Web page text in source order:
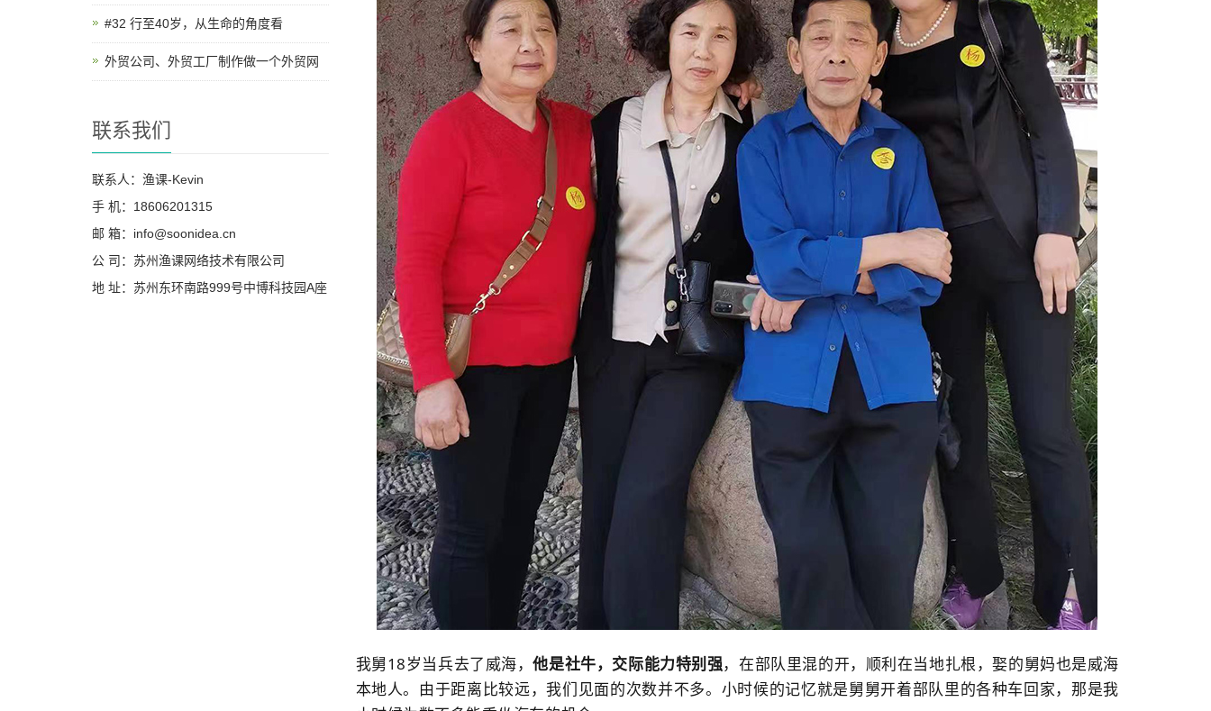
我舅18岁当兵去了威海，他是社牛，交际能力特别强，在部队里混的开，顺利在当地扎根，娶的舅妈也是威海
本地人。由于距离比较远，我们见面的次数并不多。小时候的记忆就是舅舅开着部队里的各种车回家，那是我
#32 行至40岁，从生命的角度看
外贸公司、外贸工厂制作做一个外贸网
联系我们
联系人：渔课-Kevin
手 机：18606201315
邮 箱：info@soonidea.cn
公 司：苏州渔课网络技术有限公司
地 址：苏州东环南路999号中博科技园A座